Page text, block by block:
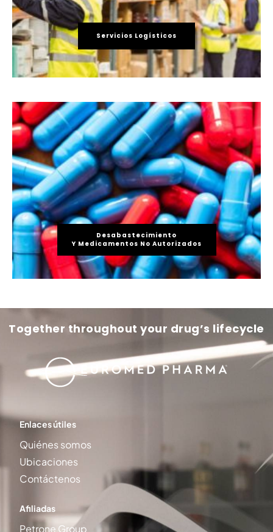
Servicios Logísticos
Desabastecimiento
Y Medicamentos No Autorizados
Together throughout your drug’s lifecycle
Enlaces útiles
Quiénes somos
Ubicaciones
Contáctenos
Afiliadas
Petrone Group